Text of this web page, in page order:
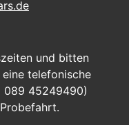
und bitten
telefonische
089 45249490)